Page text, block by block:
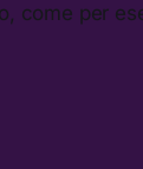
come per